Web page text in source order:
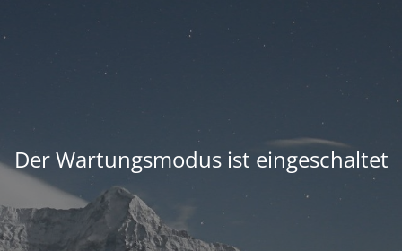
Der Wartungsmodus ist eingeschaltet